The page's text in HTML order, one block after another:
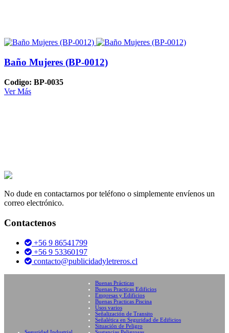
Baño Mujeres (BP-0012)
Codigo: BP-0035
Ver Más
No dude en contactarnos por teléfono o simplemente envíenos un
correo electrónico.
Contactenos
+56 9 86541799
+56 9 53360197
contacto@publicidadyletreros.cl
Buenas Prácticas
Buenas Practicas Edificios
Empresas y Edificios
Buenas Practicas Piscina
Usos varios
Señalización de Transito
Señalética en Seguridad de Edificios
Situación de Peligro